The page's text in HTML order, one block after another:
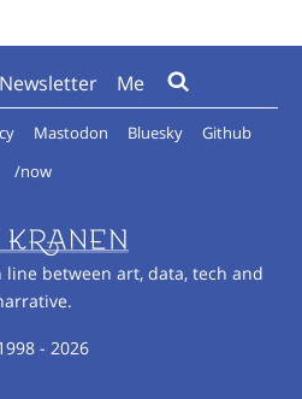
between art, data, tech and
- 2026
Newsletter Me
Mastodon Bluesky
Github
/now